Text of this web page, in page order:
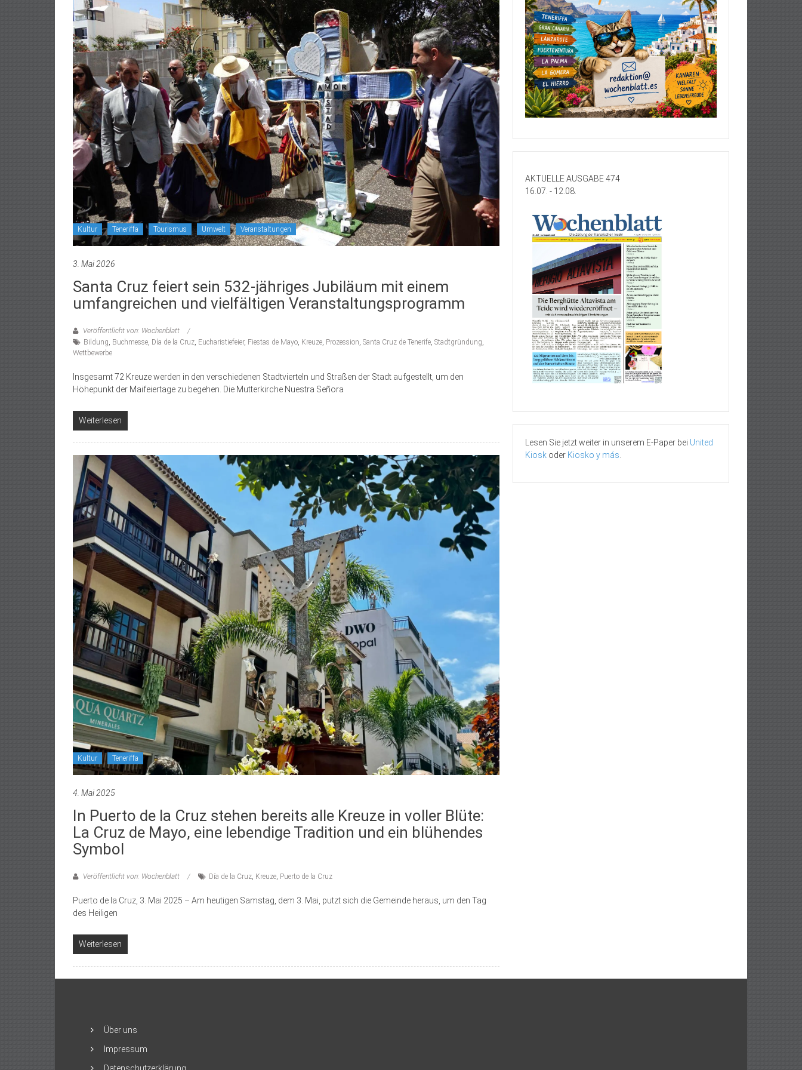
Kultur Teneriffa Tourismus Umwelt Veranstaltungen
3. Mai 2026
Santa Cruz feiert sein 532-jähriges Jubiläum mit einem
umfangreichen und vielfältigen Veranstaltungsprogramm
Veröffentlicht von: Wochenblatt
Bildung Buchmesse Día de la Cruz Eucharistiefeier, Fiestas de Mayo Kreuze Prozession Santa Cruz de Tenerife Stadtgründung
Wettbewerbe
Insgesamt 72 Kreuze werden in den verschiedenen Stadtvierteln und Straßen der Stadt aufgestellt, um den
Höhepunkt der Maifeiertage zu begehen. Die Mutterkirche Nuestra Señora
Weiterlesen
Kultur Teneriffa
4. Mai 2025
In Puerto de la Cruz stehen bereits alle Kreuze in voller Blüte:
La Cruz de Mayo, eine lebendige Tradition und ein blühendes
Symbol
Veröffentlicht von: Wochenblatt Día de la Cruz, Kreuze, Puerto de la Cruz
Puerto de la Cruz, 3. Mai 2025 – Am heutigen Samstag, dem 3. Mai, putzt sich die Gemeinde heraus, um den Tag
des Heiligen
Weiterlesen
AKTUELLE AUSGABE 474
16.07. - 12.08.
Lesen Sie jetzt weiter in unserem E-Paper bei United
Kiosk oder Kiosko y más
Über uns
Impressum